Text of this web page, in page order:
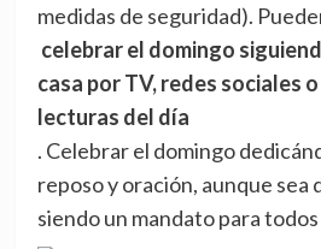
medidas de seguridad).
celebrar el domingo
casa por TV, redes sociales
lecturas del día
. Celebrar el domingo
reposo y oración, aunque sea
siendo un mandato para